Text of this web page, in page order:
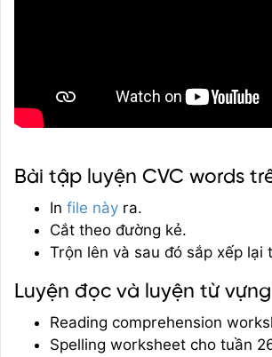
Bài tập luyện CVC words
In file này ra.
Cắt theo đường kẻ.
Trộn lên và sau đó sắp xếp lại
Luyện đọc và luyện từ
Reading comprehension
Spelling worksheet cho tuần